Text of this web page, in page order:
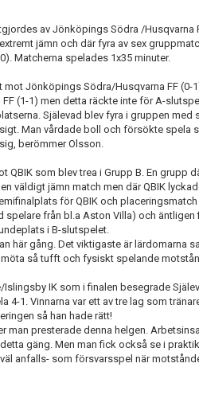
av Jönköpings Södra /Husqvarna
jämn och där fyra av sex
Matcherna spelades 1x35 minuter.
Jönköpings Södra/Husqvarna FF (0-
(1-1) men detta räckte inte för A-
Själevad blev fyra i gruppen med
Man vårdade boll och försökte spela
berömmer Olsson.
som blev trea i Grupp B. En grupp
väldigt jämn match men där QBIK
för QBIK och
spelare från bl.a Aston Villa) och
i B-slutspelet.
här gång. Det viktigaste är lärdomarna
så tufft och fysiskt spelande
Islingsby IK som i finalen besegrade
1. Vinnarna var ett av tre lag som
så han hade rätt!
man presterade denna helgen.
gäng. Men man fick också se i
anfalls- som försvarsspel när